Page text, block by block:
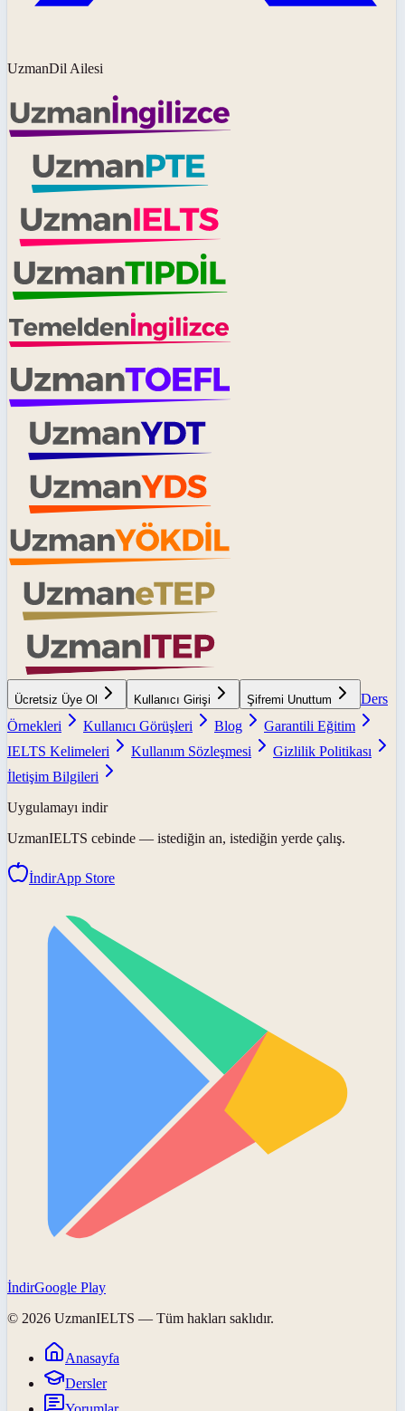
UzmanDil Ailesi
Ücretsiz Üye Ol Kullanıcı Girişi Şifremi Unuttum
Ders
Örnekleri
Kullanıcı Görüşleri Blog
Garantili Eğitim
IELTS Kelimeleri
Kullanım Sözleşmesi
Gizlilik Politikası
İletişim Bilgileri
Uygulamayı indir
UzmanIELTS cebinde — istediğin an, istediğin yerde çalış.
İndirApp Store
İndirGoogle Play
© 2026 UzmanIELTS — Tüm hakları saklıdır.
Anasayfa
Dersler